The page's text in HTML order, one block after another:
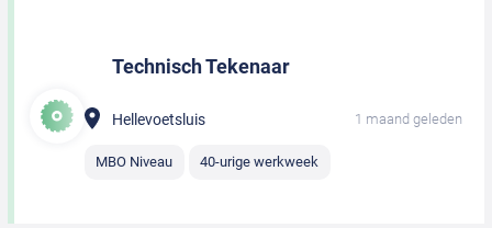
Technisch Tekenaar
Hellevoetsluis 1 maand geleden
MBO Niveau 40-urige werkweek